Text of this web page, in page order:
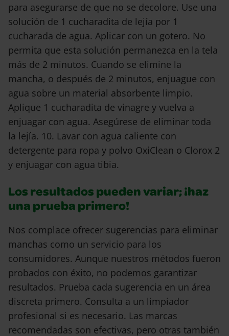
para asegurarse de que no se decolore. Use una
solución de 1 cucharadita de lejía por 1
cucharada de agua. Aplicar con un gotero. No
permita que esta solución permanezca en la tela
más de 2 minutos. Cuando se elimine la
mancha, o después de 2 minutos, enjuague con
agua sobre un material absorbente limpio.
Aplique 1 cucharadita de vinagre y vuelva a
enjuagar con agua. Asegúrese de eliminar toda
la lejía. 10. Lavar con agua caliente con
detergente para ropa y polvo OxiClean o Clorox 2
y enjuagar con agua tibia.
Los resultados pueden variar; ¡haz
una prueba primero!
Nos complace ofrecer sugerencias para eliminar
manchas como un servicio para los
consumidores. Aunque nuestros métodos fueron
probados con éxito, no podemos garantizar
resultados. Prueba cada sugerencia en un área
discreta primero. Consulta a un limpiador
profesional si es necesario. Las marcas
recomendadas son efectivas, pero otras también